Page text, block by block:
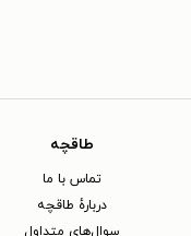
طاقچه
تماس با ما
دربارهٔ طاقچه
سوال‌های متداول